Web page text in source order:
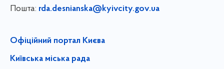
Пошта: rda.desnianska@kyivcity.gov.ua
Офіційний портал Києва
Київська міська рада